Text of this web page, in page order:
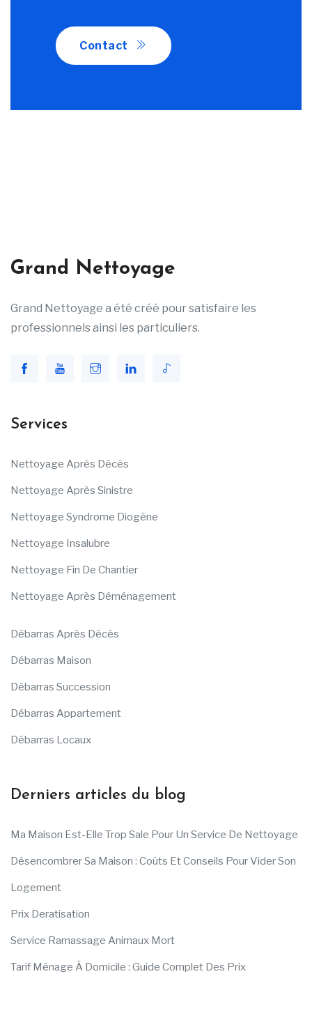
Contact
Grand Nettoyage
Grand Nettoyage a été créé pour satisfaire les
professionnels ainsi les particuliers.
Services
Nettoyage Après Décès
Nettoyage Après Sinistre
Nettoyage Syndrome Diogène
Nettoyage Insalubre
Nettoyage Fin De Chantier
Nettoyage Après Déménagement
Débarras Après Décès
Débarras Maison
Débarras Succession
Débarras Appartement
Débarras Locaux
Derniers articles du blog
Ma Maison Est-Elle Trop Sale Pour Un Service De Nettoyage
Désencombrer Sa Maison : Coûts Et Conseils Pour Vider Son
Logement
Prix Deratisation
Service Ramassage Animaux Mort
Tarif Ménage À Domicile : Guide Complet Des Prix